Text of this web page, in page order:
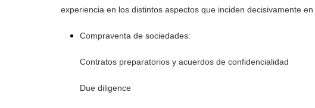
experiencia en los distintos aspectos que inciden decisivamente
Compraventa de sociedades:
Contratos preparatorios y acuerdos de confidencialidad
Due diligence